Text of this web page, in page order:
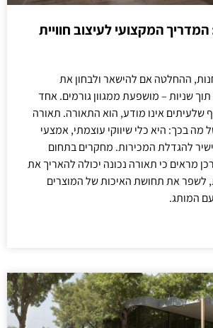
המקצועי לעיצוב חוויית
ההחלטה אם להישאר ולבחון את
שניות – מושפעת ממגוון גורמים. אחד
שלעיתים אינו מודע, הוא התאורה. תאורה
מה בכך: היא כלי שיווקי עוצמתי, אמצעי
ישיר להגדלת המכירות. מחקרים בתחום
מראים כי תאורה נכונה יכולה להאריך את
לשפר את תחושת האיכות של המוצרים
המותג.